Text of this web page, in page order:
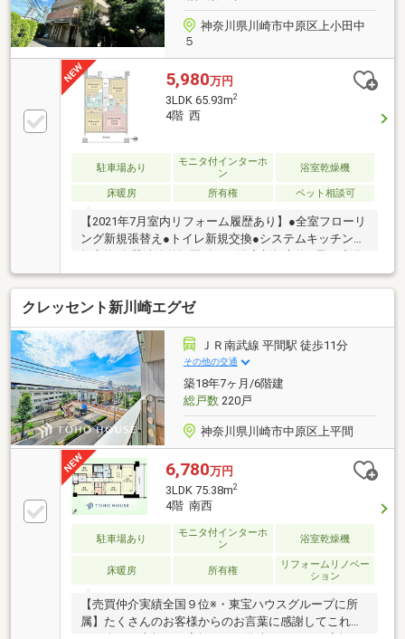
神奈川県川崎市中原区上小田中
５
5,980万円
3LDK 65.93m2
4階 西
駐車場あり
モニタ付インターホ
ン
浴室乾燥機
床暖房 所有権 ペット相談可
【2021年7月室内リフォーム履歴あり】●全室フローリ
ング新規張替え●トイレ新規交換●システムキッチン新
室換気乾燥暖房機新規交換●全室クロス張替え●洗濯機
用防水パン新規交換●建具新規交換●給湯器新規交換等
■◇お部屋の特徴◇■○4階部分で前面が抜けているの
で眺望・陽当り・通風良好○約12.6帖のLDKにはTES式
床暖房あり■◇マンションの特徴◇■○宅配ロッカーあ
り○ペット飼育可(飼育細則有)○長谷工の設備・建物保
証付保○長谷工の24時間駆け付けサービス付保■◇周辺
施設◇■○大戸小学校 約566m
クレッセント新川崎エグゼ
ＪＲ南武線 平間駅 徒歩11分
その他の交通
築18年7ヶ月/6階建
総戸数220戸
神奈川県川崎市中原区上平間
6,780万円
3LDK 75.38m2
4階 南西
駐車場あり
モニタ付インターホ
ン
浴室乾燥機
床暖房 所有権
リフォームリノベー
ション
【売買仲介実績全国９位※・東宝ハウスグループに所
属】たくさんのお客様からのお言葉に感謝してこれか